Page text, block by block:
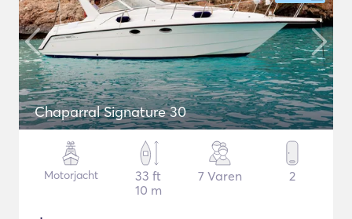
Chaparral Signature 30
Motorjacht
33 ft
10 m
7 Varen 2